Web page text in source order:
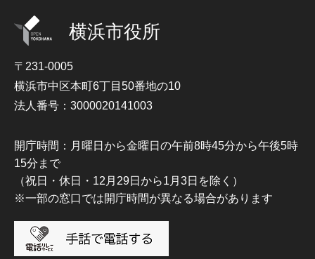
横浜市役所
〒231-0005
横浜市中区本町6丁目50番地の10
法人番号：3000020141003
開庁時間：月曜日から金曜日の午前8時45分から午後5時
15分まで
（祝日・休日・12月29日から1月3日を除く）
※一部の窓口では開庁時間が異なる場合があります